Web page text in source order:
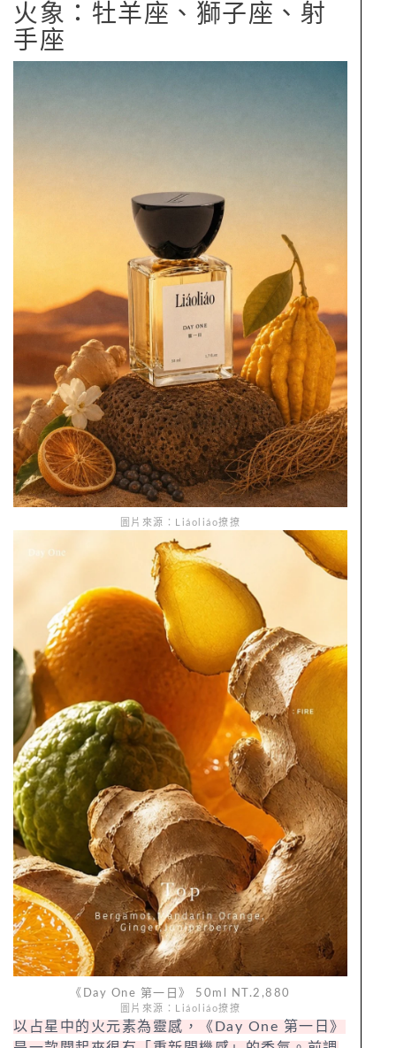
火象：牡羊座、獅子座、射
手座
圖片來源：Liáoliáo撩撩
《Day One 第一日》 50ml NT.2,880
圖片來源：Liáoliáo撩撩
以占星中的火元素為靈感，《Day One 第一日》